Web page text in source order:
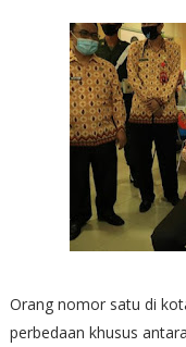
Orang nomor satu di
perbedaan khusus